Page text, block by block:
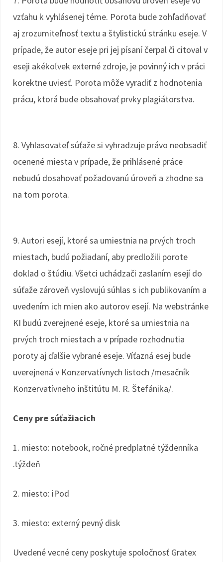
vzťahu k vyhlásenej téme. Porota bude zohľadňovať
aj zrozumiteľnosť textu a štylistickú stránku eseje. V
prípade, že autor eseje pri jej písaní čerpal či citoval v
eseji akékoľvek externé zdroje, je povinný ich v práci
korektne uviesť. Porota môže vyradiť z hodnotenia
prácu, ktorá bude obsahovať prvky plagiátorstva.
8. Vyhlasovateľ súťaže si vyhradzuje právo neobsadiť
ocenené miesta v prípade, že prihlásené práce
nebudú dosahovať požadovanú úroveň a zhodne sa
na tom porota.
9. Autori esejí, ktoré sa umiestnia na prvých troch
miestach, budú požiadaní, aby predložili porote
doklad o štúdiu. Všetci uchádzači zaslaním esejí do
súťaže zároveň vyslovujú súhlas s ich publikovaním a
uvedením ich mien ako autorov esejí. Na webstránke
KI budú zverejnené eseje, ktoré sa umiestnia na
prvých troch miestach a v prípade rozhodnutia
poroty aj ďalšie vybrané eseje. Víťazná esej bude
uverejnená v Konzervatívnych listoch /mesačník
Konzervatívneho inštitútu M. R. Štefánika/.
Ceny pre súťažiacich
1. miesto: notebook, ročné predplatné týždenníka
.týždeň
2. miesto: iPod
3. miesto: externý pevný disk
Uvedené vecné ceny poskytuje spoločnosť Gratex